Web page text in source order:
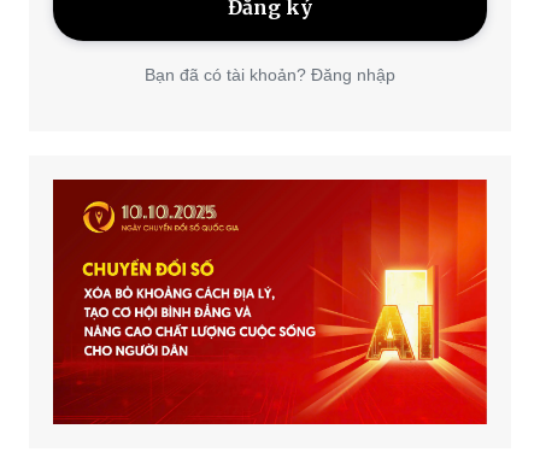
Bạn đã có tài khoản? Đăng nhập